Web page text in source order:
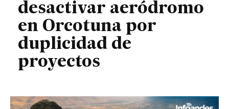
desactivar aeródromo
en Orcotuna por
duplicidad de
proyectos